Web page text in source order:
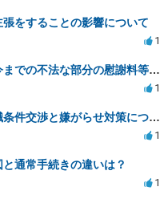
をすることの影響について
1
現職を退職するにあたって今までの不法な部分の慰謝料等は請求できるのか。
1
地位確認訴訟の勝訴後、復職条件交渉と嫌がらせ対策について
1
通常手続きの違いは？
1